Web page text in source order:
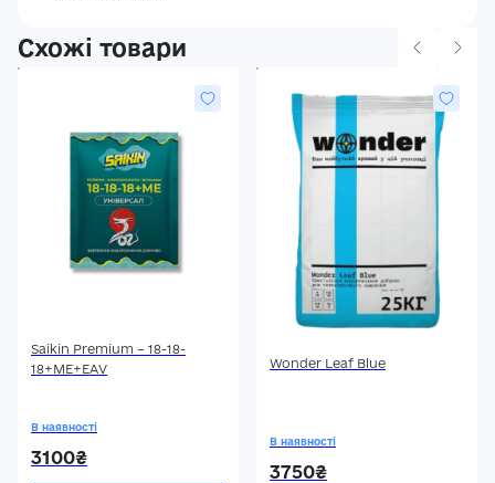
Схожі товари
Saikin Premium – 18-18-
18+МЕ+ЕАV
В наявності
3100₴
Wonder Leaf Blue
В наявності
3750₴